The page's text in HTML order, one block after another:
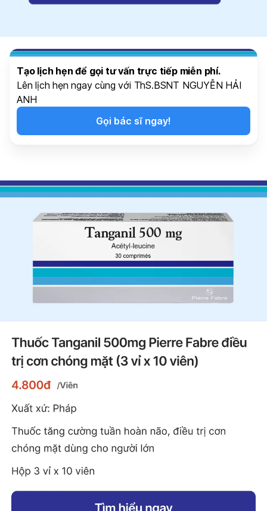
Tạo lịch hẹn để gọi tư vấn trực tiếp miễn phí.
Lên lịch hẹn ngay cùng với ThS.BSNT NGUYỄN HẢI
ANH
Gọi bác sĩ ngay!